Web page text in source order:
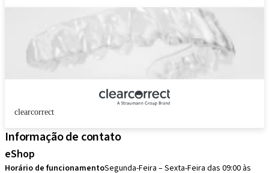
clearcorrect
Informação de contato
eShop
Horário de funcionamentoSegunda-Feira – Sexta-Feira das 09:00 às